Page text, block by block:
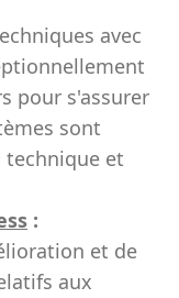
avec
pour s'assurer
sont
technique et
:
et de
aux